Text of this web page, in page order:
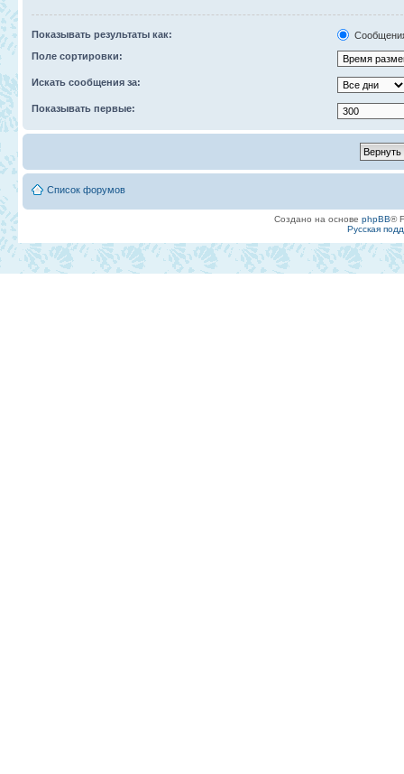
Показывать результаты как:
Поле сортировки:
Искать сообщения за:
Показывать первые:
Список форумов
Создано на основе phpBB®
Русская